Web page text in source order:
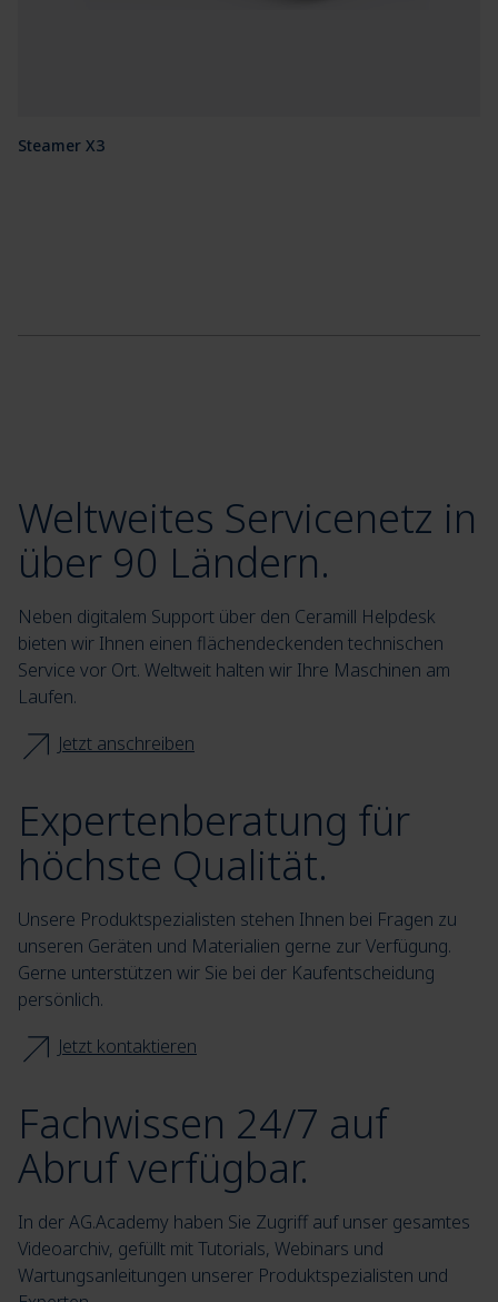
Steamer X3
Weltweites Servicenetz in
über 90 Ländern.
Neben digitalem Support über den Ceramill Helpdesk
bieten wir Ihnen einen flächendeckenden technischen
Service vor Ort. Weltweit halten wir Ihre Maschinen am
Laufen.
Jetzt anschreiben
Expertenberatung für
höchste Qualität.
Unsere Produktspezialisten stehen Ihnen bei Fragen zu
unseren Geräten und Materialien gerne zur Verfügung.
Gerne unterstützen wir Sie bei der Kaufentscheidung
persönlich.
Jetzt kontaktieren
Fachwissen 24/7 auf
Abruf verfügbar.
In der AG.Academy haben Sie Zugriff auf unser gesamtes
Videoarchiv, gefüllt mit Tutorials, Webinars und
Wartungsanleitungen unserer Produktspezialisten und